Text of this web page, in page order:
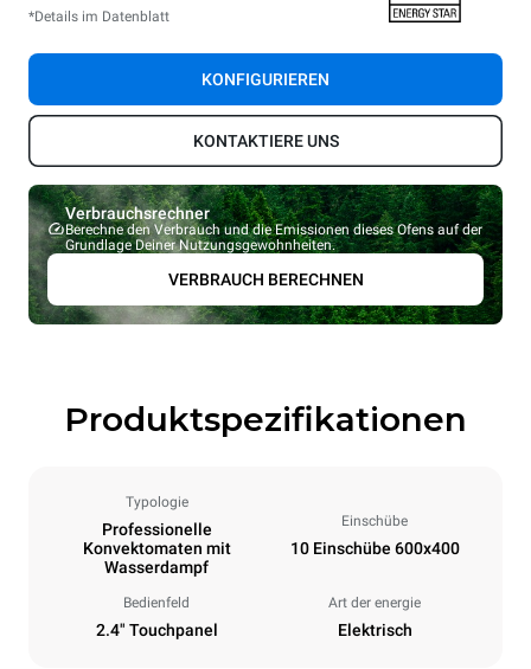
*Details im Datenblatt
KONFIGURIEREN
KONTAKTIERE UNS
Verbrauchsrechner
Berechne den Verbrauch und die Emissionen dieses Ofens auf der
Grundlage Deiner Nutzungsgewohnheiten.
VERBRAUCH BERECHNEN
Produktspezifikationen
Typologie
Professionelle
Konvektomaten mit
Wasserdampf
Einschübe
10 Einschübe 600x400
Bedienfeld
2.4" Touchpanel
Art der energie
Elektrisch